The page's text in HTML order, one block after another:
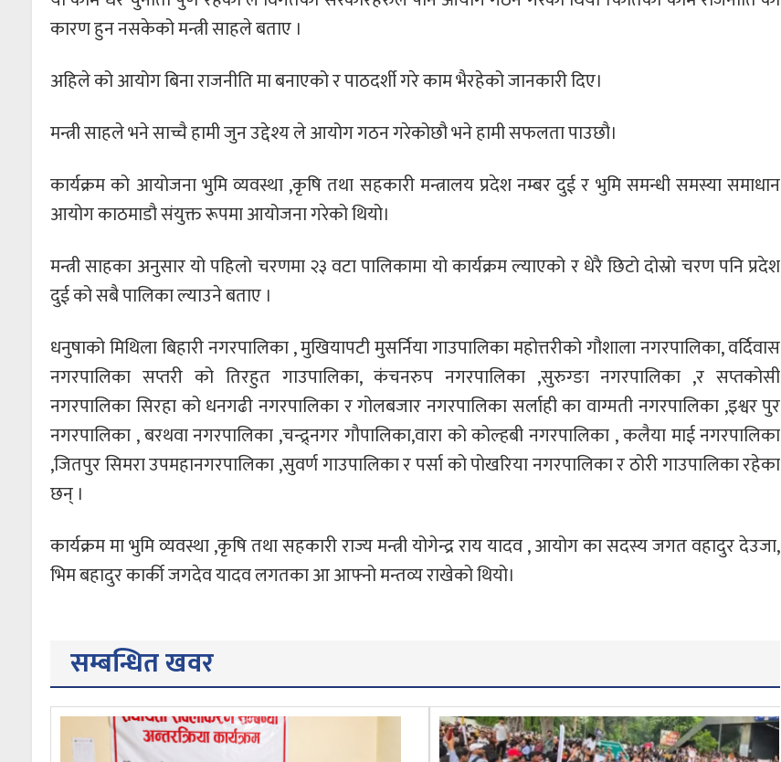
कारण हुन नसकेको मन्त्री साहले बताए ।
अहिले को आयोग बिना राजनीति मा बनाएको र पाठदर्शी गरे काम भैरहेको जानकारी दिए।
मन्त्री साहले भने साच्चै हामी जुन उद्देश्य ले आयोग गठन गरेकोछौ भने हामी सफलता पाउछौ।
कार्यक्रम को आयोजना भुमि व्यवस्था ,कृषि तथा सहकारी मन्त्रालय प्रदेश नम्बर दुई र भुमि समन्धी समस्या समाधान
आयोग काठमाडौ संयुक्त रूपमा आयोजना गरेको थियो।
मन्त्री साहका अनुसार यो पहिलो चरणमा २३ वटा पालिकामा यो कार्यक्रम ल्याएको र धेरै छिटो दोस्रो चरण पनि प्रदेश
दुई को सबै पालिका ल्याउने बताए ।
धनुषाको मिथिला बिहारी नगरपालिका , मुखियापटी मुसर्निया गाउपालिका महोत्तरीको गौशाला नगरपालिका, वर्दिवास
नगरपालिका सप्तरी को तिरहुत गाउपालिका, कंचनरुप नगरपालिका ,सुरुग्ङा नगरपालिका ,र सप्तकोसी
नगरपालिका सिरहा को धनगढी नगरपालिका र गोलबजार नगरपालिका सर्लाही का वाग्मती नगरपालिका ,इश्वर पुर
नगरपालिका , बरथवा नगरपालिका ,चन्द्र्नगर गौपालिका,वारा को कोल्हबी नगरपालिका , कलैया माई नगरपालिका
,जितपुर सिमरा उपमहानगरपालिका ,सुवर्ण गाउपालिका र पर्सा को पोखरिया नगरपालिका र ठोरी गाउपालिका रहेका
छन् ।
कार्यक्रम मा भुमि व्यवस्था ,कृषि तथा सहकारी राज्य मन्त्री योगेन्द्र राय यादव , आयोग का सदस्य जगत वहादुर देउजा,
भिम बहादुर कार्की जगदेव यादव लगतका आ आफ्नो मन्तव्य राखेको थियो।
सम्बन्धित खवर